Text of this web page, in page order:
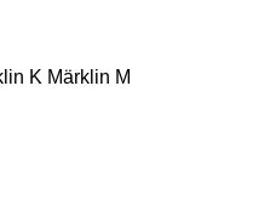
K Märklin M